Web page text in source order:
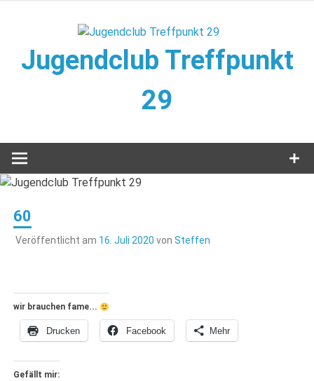
Jugendclub Treffpunkt
29
60
Veröffentlicht am 16. Juli 2020 von Steffen
wir brauchen fame...
Drucken Facebook Mehr
Gefällt mir: